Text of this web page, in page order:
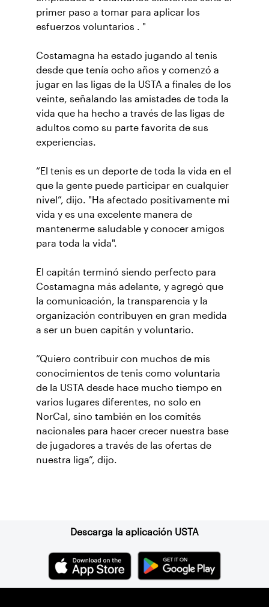
primer paso a tomar para aplicar los
esfuerzos voluntarios . "
Costamagna ha estado jugando al tenis
desde que tenía ocho años y comenzó a
jugar en las ligas de la USTA a finales de los
veinte, señalando las amistades de toda la
vida que ha hecho a través de las ligas de
adultos como su parte favorita de sus
experiencias.
“El tenis es un deporte de toda la vida en el
que la gente puede participar en cualquier
nivel”, dijo. "Ha afectado positivamente mi
vida y es una excelente manera de
mantenerme saludable y conocer amigos
para toda la vida".
El capitán terminó siendo perfecto para
Costamagna más adelante, y agregó que
la comunicación, la transparencia y la
organización contribuyen en gran medida
a ser un buen capitán y voluntario.
“Quiero contribuir con muchos de mis
conocimientos de tenis como voluntaria
de la USTA desde hace mucho tiempo en
varios lugares diferentes, no solo en
NorCal, sino también en los comités
nacionales para hacer crecer nuestra base
de jugadores a través de las ofertas de
nuestra liga”, dijo.
Descarga la aplicación USTA